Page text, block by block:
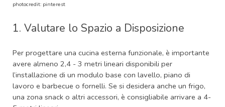
photocredit: pinterest
1. Valutare lo Spazio a Disposizione
Per progettare una cucina esterna funzionale, è importante
avere almeno 2,4 - 3 metri lineari disponibili per
l’installazione di un modulo base con lavello, piano di
lavoro e barbecue o fornelli. Se si desidera anche un frigo,
una zona snack o altri accessori, è consigliabile arrivare a 4-